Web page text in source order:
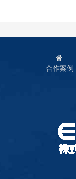
合作案例